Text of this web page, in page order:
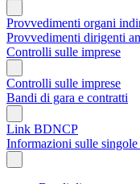
Provvedimenti organi
Provvedimenti dirigenti
Controlli sulle imprese
Controlli sulle imprese
Bandi di gara e contratti
Link BDNCP
Informazioni sulle